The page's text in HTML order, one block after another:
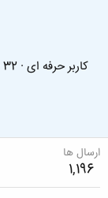
کاربر حرفه ای ·
32
ارسال ها
1,196